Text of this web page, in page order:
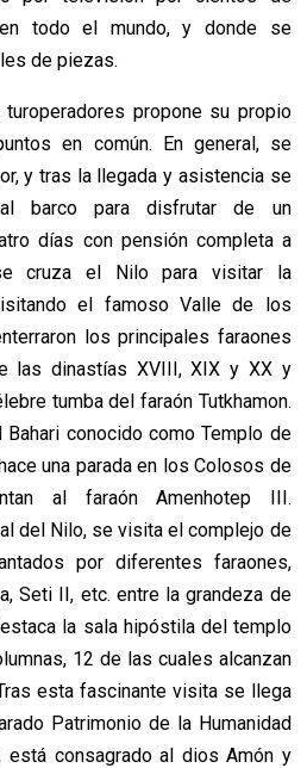
todo el mundo, y donde se
de piezas.
propone su propio
en común. En general, se
y tras la llegada y asistencia se
al barco para disfrutar de un
días con pensión completa a
cruza el Nilo para visitar la
el famoso Valle de los
los principales faraones
las dinastías XVIII, XIX y XX y
tumba del faraón Tutkhamon.
conocido como Templo de
una parada en los Colosos de
al faraón Amenhotep III.
del Nilo, se visita el complejo de
por diferentes faraones,
Seti II, etc. entre la grandeza de
la sala hipóstila del templo
12 de las cuales alcanzan
esta fascinante visita se llega
Patrimonio de la Humanidad
está consagrado al dios Amón y